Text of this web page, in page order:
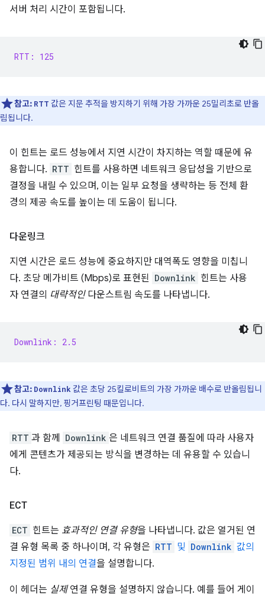
서버 처리 시간이 포함됩니다.
RTT: 125
참고: RTT 값은 지문 추적을 방지하기 위해 가장 가까운 25밀리초로 반올
림됩니다.
이 힌트는 로드 성능에서 지연 시간이 차지하는 역할 때문에 유
용합니다. RTT 힌트를 사용하면 네트워크 응답성을 기반으로
결정을 내릴 수 있으며, 이는 일부 요청을 생략하는 등 전체 환
경의 제공 속도를 높이는 데 도움이 됩니다.
다운링크
지연 시간은 로드 성능에 중요하지만 대역폭도 영향을 미칩니
다. 초당 메가비트 (Mbps)로 표현된 Downlink 힌트는 사용
자 연결의 대략적인다운스트림 속도를 나타냅니다.
Downlink: 2.5
참고: Downlink 값은 초당 25킬로비트의 가장 가까운 배수로 반올림됩니
다. 다시 말하지만, 핑거프린팅 때문입니다.
RTT 과 함께 Downlink 은 네트워크 연결 품질에 따라 사용자
에게 콘텐츠가 제공되는 방식을 변경하는 데 유용할 수 있습니
다.
ECT
ECT 힌트는 효과적인 연결 유형을 나타냅니다. 값은 열거된 연
결 유형 목록 중 하나이며, 각 유형은 RTT 및 Downlink 값의
지정된 범위 내의 연결을 설명합니다.
이 헤더는 실제연결 유형을 설명하지 않습니다. 예를 들어 게이